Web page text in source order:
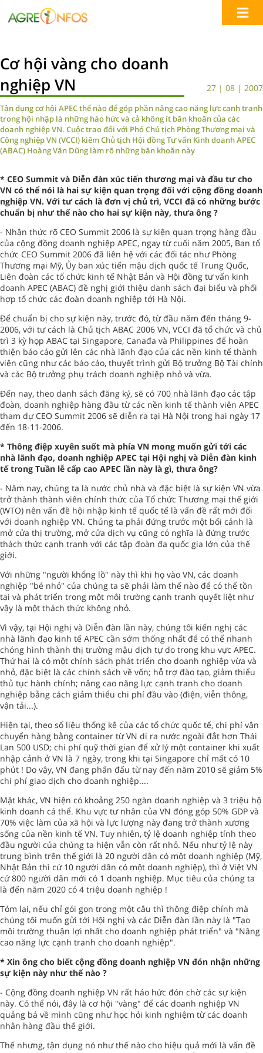
Cơ hội vàng cho doanh
nghiệp VN
27 | 08 | 2007
Tận dụng cơ hội APEC thế nào để góp phần nâng cao năng lực cạnh tranh
trong hội nhập là những háo hức và cả không ít băn khoăn của các
doanh nghiệp VN. Cuộc trao đổi với Phó Chủ tịch Phòng Thương mại và
Công nghiệp VN (VCCI) kiêm Chủ tịch Hội đồng Tư vấn Kinh doanh APEC
(ABAC) Hoàng Văn Dũng làm rõ những băn khoăn này
* CEO Summit và Diễn đàn xúc tiến thương mại và đầu tư cho
VN có thể nói là hai sự kiện quan trọng đối với cộng đồng doanh
nghiệp VN. Với tư cách là đơn vị chủ trì, VCCI đã có những bước
chuẩn bị như thế nào cho hai sự kiện này, thưa ông ?
- Nhận thức rõ CEO Summit 2006 là sự kiện quan trọng hàng đầu
của cộng đồng doanh nghiệp APEC, ngay từ cuối năm 2005, Ban tổ
chức CEO Summit 2006 đã liên hệ với các đối tác như Phòng
Thương mại Mỹ, Ủy ban xúc tiến mậu dịch quốc tế Trung Quốc,
Liên đoàn các tổ chức kinh tế Nhật Bản và Hội đồng tư vấn kinh
doanh APEC (ABAC) đề nghị giới thiệu danh sách đại biểu và phối
hợp tổ chức các đoàn doanh nghiệp tới Hà Nội.
Để chuẩn bị cho sự kiện này, trước đó, từ đầu năm đến tháng 9-
2006, với tư cách là Chủ tịch ABAC 2006 VN, VCCI đã tổ chức và chủ
trì 3 kỳ họp ABAC tại Singapore, Canađa và Philippines để hoàn
thiện báo cáo gửi lên các nhà lãnh đạo của các nền kinh tế thành
viên cũng như các báo cáo, thuyết trình gửi Bộ trưởng Bộ Tài chính
và các Bộ trưởng phụ trách doanh nghiệp nhỏ và vừa.
Đến nay, theo danh sách đăng ký, sẽ có 700 nhà lãnh đạo các tập
đoàn, doanh nghiệp hàng đầu từ các nền kinh tế thành viên APEC
tham dự CEO Summit 2006 sẽ diễn ra tại Hà Nội trong hai ngày 17
đến 18-11-2006.
* Thông điệp xuyên suốt mà phía VN mong muốn gửi tới các
nhà lãnh đạo, doanh nghiệp APEC tại Hội nghị và Diễn đàn kinh
tế trong Tuần lễ cấp cao APEC lần này là gì, thưa ông?
- Năm nay, chúng ta là nước chủ nhà và đặc biệt là sự kiện VN vừa
trở thành thành viên chính thức của Tổ chức Thương mại thế giới
(WTO) nên vấn đề hội nhập kinh tế quốc tế là vấn đề rất mới đối
với doanh nghiệp VN. Chúng ta phải đứng trước một bối cảnh là
mở cửa thị trường, mở cửa dịch vụ cũng có nghĩa là đứng trước
thách thức cạnh tranh với các tập đoàn đa quốc gia lớn của thế
giới.
Với những "người khổng lồ" này thì khi họ vào VN, các doanh
nghiệp "bé nhỏ" của chúng ta sẽ phải làm thế nào để có thể tồn
tại và phát triển trong một môi trường cạnh tranh quyết liệt như
vậy là một thách thức không nhỏ.
Vì vậy, tại Hội nghị và Diễn đàn lần này, chúng tôi kiến nghị các
nhà lãnh đạo kinh tế APEC cần sớm thống nhất để có thể nhanh
chóng hình thành thị trường mậu dịch tự do trong khu vực APEC.
Thứ hai là có một chính sách phát triển cho doanh nghiệp vừa và
nhỏ, đặc biệt là các chính sách về vốn; hỗ trợ đào tạo, giảm thiểu
thủ tục hành chính; nâng cao năng lực cạnh tranh cho doanh
nghiệp bằng cách giảm thiểu chi phí đầu vào (điện, viễn thông,
vận tải...).
Hiện tại, theo số liệu thống kê của các tổ chức quốc tế, chi phí vận
chuyển hàng bằng container từ VN di ra nước ngoài đắt hơn Thái
Lan 500 USD; chi phí quỹ thời gian để xử lý một container khi xuất
nhập cảnh ở VN là 7 ngày, trong khi tại Singapore chỉ mất có 10
phút ! Do vậy, VN đang phấn đấu từ nay đến năm 2010 sẽ giảm 5%
chi phí giao dịch cho doanh nghiệp....
Mặt khác, VN hiện có khoảng 250 ngàn doanh nghiệp và 3 triệu hộ
kinh doanh cá thể. Khu vực tư nhân của VN đóng góp 50% GDP và
70% việc làm của xã hội và lực lượng này đang trở thành xương
sống của nền kinh tế VN. Tuy nhiên, tỷ lệ doanh nghiệp tính theo
đầu người của chúng ta hiện vẫn còn rất nhỏ. Nếu như tỷ lệ này
trung bình trên thế giới là 20 người dân có một doanh nghiệp (Mỹ,
Nhật Bản thì cứ 10 người dân có một doanh nghiệp), thì ở Việt VN
cứ 800 người dân mới có 1 doanh nghiệp. Mục tiêu của chúng ta
là đến năm 2020 có 4 triệu doanh nghiệp !
Tóm lại, nếu chỉ gói gọn trong một câu thì thông điệp chính mà
chúng tôi muốn gửi tới Hội nghị và các Diễn đàn lần này là "Tạo
môi trường thuận lợi nhất cho doanh nghiệp phát triển" và "Nâng
cao năng lực cạnh tranh cho doanh nghiệp".
* Xin ông cho biết cộng đồng doanh nghiệp VN đón nhận những
sự kiện này như thế nào ?
- Cộng đồng doanh nghiệp VN rất háo hức đón chờ các sự kiện
này. Có thể nói, đây là cơ hội "vàng" để các doanh nghiệp VN
quảng bá về mình cũng như học hỏi kinh nghiệm từ các doanh
nhân hàng đầu thế giới.
Thế nhưng, tận dụng nó như thế nào cho hiệu quả mới là vấn đề